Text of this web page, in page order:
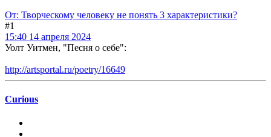
От: Творческому человеку не понять 3 характеристики?
#1
15:40 14 апреля 2024
Уолт Уитмен, "Песня о себе":
http://artsportal.ru/poetry/16649
Curious